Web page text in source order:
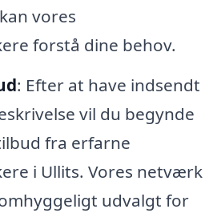
vores
forstå dine behov.
: Efter at have indsendt
vil du begynde
fra erfarne
i Ullits. Vores netværk
udvalgt for